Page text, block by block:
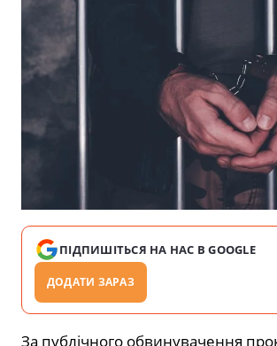
ПІДПИШІТЬСЯ НА НАС В GOOGLE
ДОДАТИ ЗАРАЗ
За публічного обвинувачення